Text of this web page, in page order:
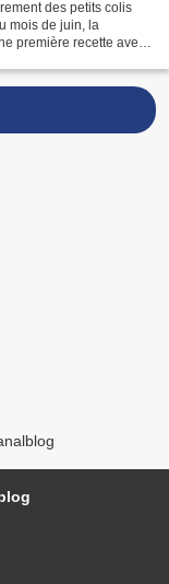
des petits colis
mois de juin, la
première recette avec